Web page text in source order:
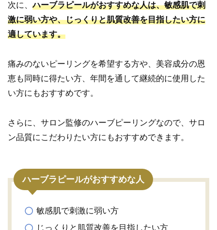
次に、ハーブラピールがおすすめな人は、敏感肌で刺
激に弱い方や、じっくりと肌質改善を目指したい方に
適しています。
痛みのないピーリングを希望する方や、美容成分の恩
恵も同時に得たい方、年間を通して継続的に使用した
い方にもおすすめです。
さらに、サロン監修のハーブピーリングなので、サロ
ン品質にこだわりたい方にもおすすめできます。
ハーブラピールがおすすめな人
敏感肌で刺激に弱い方
じっくりと肌質改善を目指したい方